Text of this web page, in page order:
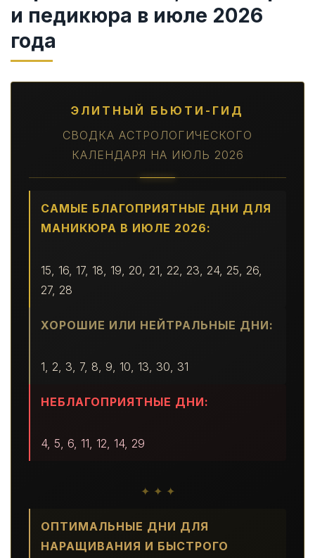
и педикюра в июле 2026
года
ЭЛИТНЫЙ БЬЮТИ-ГИД
СВОДКА АСТРОЛОГИЧЕСКОГО
КАЛЕНДАРЯ НА ИЮЛЬ 2026
САМЫЕ БЛАГОПРИЯТНЫЕ ДНИ ДЛЯ
МАНИКЮРА В ИЮЛЕ 2026:
15, 16, 17, 18, 19, 20, 21, 22, 23, 24, 25, 26,
27, 28
ХОРОШИЕ ИЛИ НЕЙТРАЛЬНЫЕ ДНИ:
1, 2, 3, 7, 8, 9, 10, 13, 30, 31
НЕБЛАГОПРИЯТНЫЕ ДНИ:
4, 5, 6, 11, 12, 14, 29
✦ ✦ ✦
ОПТИМАЛЬНЫЕ ДНИ ДЛЯ
НАРАЩИВАНИЯ И БЫСТРОГО